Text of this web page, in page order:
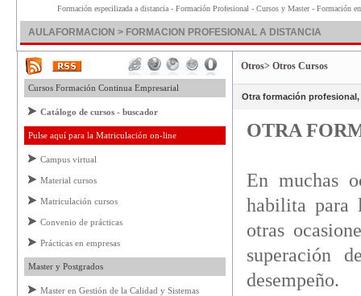
Formación especilizada a distancia - Formación Profesional - Cursos y Master - Formación
AULAFORMACION > FORMACION PROFESIONAL A DISTANCIA
Cursos Formación Continua Empresarial
Catálogo de cursos - buscador
Pulse aquí para la Matriculación on-line
Campus virtual
Material cursos
Matriculación cursos
Convenio de prácticas
Prácticas en empresas
Master y Postgrados
Master en Gestión de la Calidad y Sistemas
Otros> Otros Cursos
Otra formación
OTRA
En muchas
habilita para
otras
superación
desempeño.